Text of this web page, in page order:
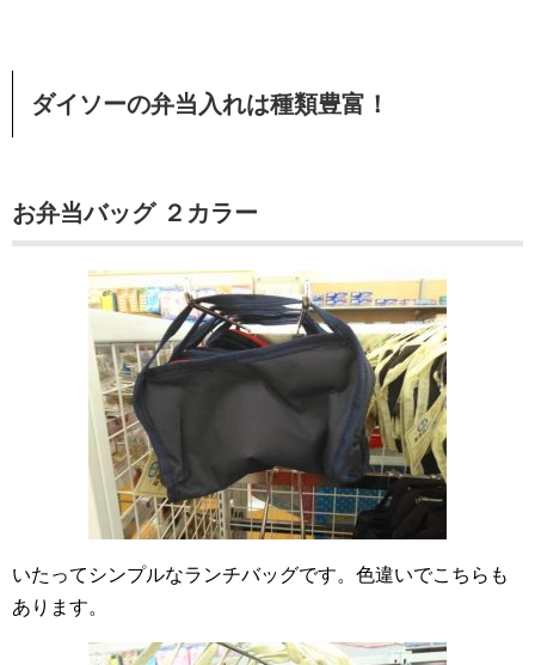
ダイソーの弁当入れは種類豊富！
お弁当バッグ ２カラー
いたってシンプルなランチバッグです。色違いでこちらも
あります。